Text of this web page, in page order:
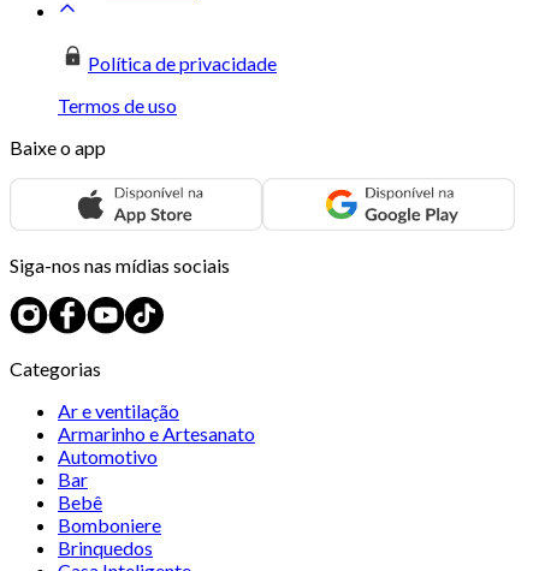
Política de privacidade
Termos de uso
Baixe o app
Siga-nos nas mídias sociais
Categorias
Ar e ventilação
Armarinho e Artesanato
Automotivo
Bar
Bebê
Bomboniere
Brinquedos